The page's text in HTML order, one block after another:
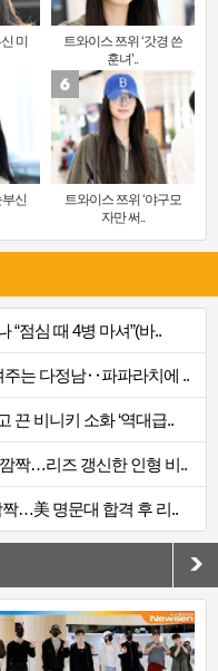
미
트와이스 쯔위 ‘갓경 쓴
훈녀’..
부신
트와이스 쯔위 ‘야구모
자만 써..
“점심 때 4병 마셔”(바..
주는 다정남‥파파라치에 ..
끈 비니키 소화 ‘역대급..
짝…리즈 갱신한 인형 비..
…美 명문대 합격 후 리..